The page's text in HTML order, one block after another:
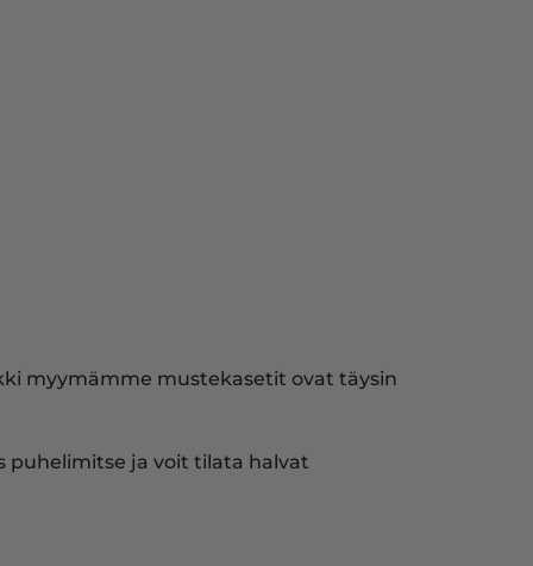
myymämme mustekasetit ovat täysin
puhelimitse ja voit tilata halvat